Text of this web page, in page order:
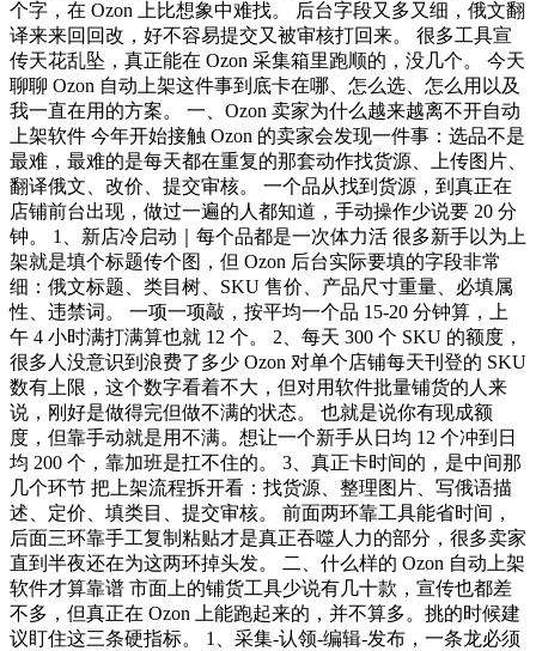
个字，在 Ozon 上比想象中难找。 后台字段又多又细，俄文翻
译来来回回改，好不容易提交又被审核打回来。 很多工具宣
传天花乱坠，真正能在 Ozon 采集箱里跑顺的，没几个。 今天
聊聊 Ozon 自动上架这件事到底卡在哪、怎么选、怎么用以及
我一直在用的方案。 一、Ozon 卖家为什么越来越离不开自动
上架软件 今年开始接触 Ozon 的卖家会发现一件事：选品不是
最难，最难的是每天都在重复的那套动作找货源、上传图片、
翻译俄文、改价、提交审核。 一个品从找到货源，到真正在
店铺前台出现，做过一遍的人都知道，手动操作少说要 20 分
钟。 1、新店冷启动｜每个品都是一次体力活 很多新手以为上
架就是填个标题传个图，但 Ozon 后台实际要填的字段非常
细：俄文标题、类目树、SKU 售价、产品尺寸重量、必填属
性、违禁词。 一项一项敲，按平均一个品 15-20 分钟算，上
午 4 小时满打满算也就 12 个。 2、每天 300 个 SKU 的额度，
很多人没意识到浪费了多少 Ozon 对单个店铺每天刊登的 SKU
数有上限，这个数字看着不大，但对用软件批量铺货的人来
说，刚好是做得完但做不满的状态。 也就是说你有现成额
度，但靠手动就是用不满。想让一个新手从日均 12 个冲到日
均 200 个，靠加班是扛不住的。 3、真正卡时间的，是中间那
几个环节 把上架流程拆开看：找货源、整理图片、写俄语描
述、定价、填类目、提交审核。 前面两环靠工具能省时间，
后面三环靠手工复制粘贴才是真正吞噬人力的部分，很多卖家
直到半夜还在为这两环掉头发。 二、什么样的 Ozon 自动上架
软件才算靠谱 市面上的铺货工具少说有几十款，宣传也都差
不多，但真正在 Ozon 上能跑起来的，并不算多。挑的时候建
议盯住这三条硬指标。 1、采集-认领-编辑-发布，一条龙必须